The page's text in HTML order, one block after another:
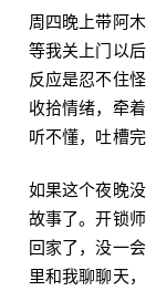
周四晚上带阿
等我关上门以
反应是忍不住
收拾情绪，牵
听不懂，吐槽
如果这个夜晚
故事了。开锁
回家了，没一
里和我聊聊天